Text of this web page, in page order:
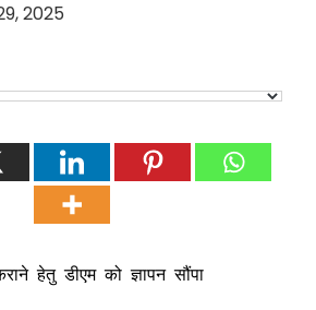
2025
हेतु डीएम को ज्ञापन सौंपा